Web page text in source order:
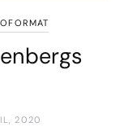
2020